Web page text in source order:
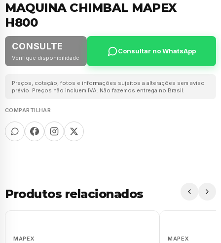
MAQUINA CHIMBAL MAPEX
H800
CONSULTE
Verifique disponibilidade
Consultar no WhatsApp
Preços, cotação, fotos e informações sujeitos a alterações sem aviso
prévio. Preços não incluem IVA. Não fazemos entrega no Brasil.
COMPARTILHAR
Produtos relacionados
MAPEX MAPEX